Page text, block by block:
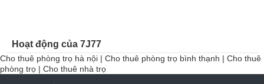
Hoạt động của 7J77
Cho thuê phòng trọ hà nội | Cho thuê phòng trọ bình thạnh | Cho thuê
phòng trọ | Cho thuê nhà trọ